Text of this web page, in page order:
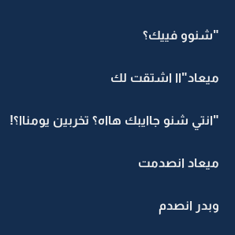
"شنوو فييك؟
ميعاد"اا اشتقت لك
"انتي شنو جاايبك هااه؟ تخربين يومناا؟!
ميعاد انصدمت
وبدر انصدم